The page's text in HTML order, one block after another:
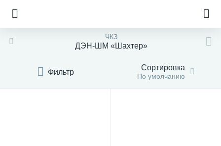
ЧКЗ
ДЭН-ШМ «Шахтер»
Фильтр Сортировка
По умолчанию